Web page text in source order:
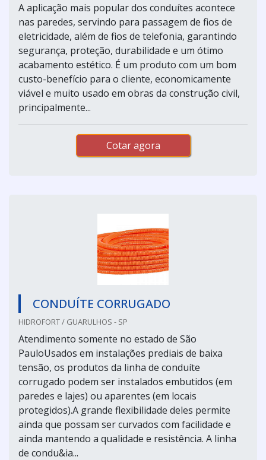
A aplicação mais popular dos conduítes acontece
nas paredes, servindo para passagem de fios de
eletricidade, além de fios de telefonia, garantindo
segurança, proteção, durabilidade e um ótimo
acabamento estético. É um produto com um bom
custo-benefício para o cliente, economicamente
viável e muito usado em obras da construção civil,
principalmente...
Cotar agora
CONDUÍTE CORRUGADO
HIDROFORT / GUARULHOS - SP
Atendimento somente no estado de São
PauloUsados em instalações prediais de baixa
tensão, os produtos da linha de conduíte
corrugado podem ser instalados embutidos (em
paredes e lajes) ou aparentes (em locais
protegidos).A grande flexibilidade deles permite
ainda que possam ser curvados com facilidade e
ainda mantendo a qualidade e resistência. A linha
de condu&ia...